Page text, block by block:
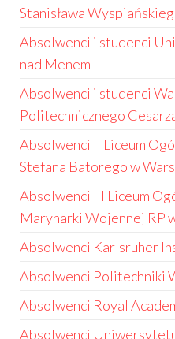
Stanisława
Absolwenci i studenci
nad Menem
Absolwenci i studenci
Politechnicznego
Absolwenci II Liceum
Stefana Batorego w
Absolwenci III Liceum
Marynarki Wojennej RP
Absolwenci Karlsruher
Absolwenci Politechniki
Absolwenci Royal
Absolwenci